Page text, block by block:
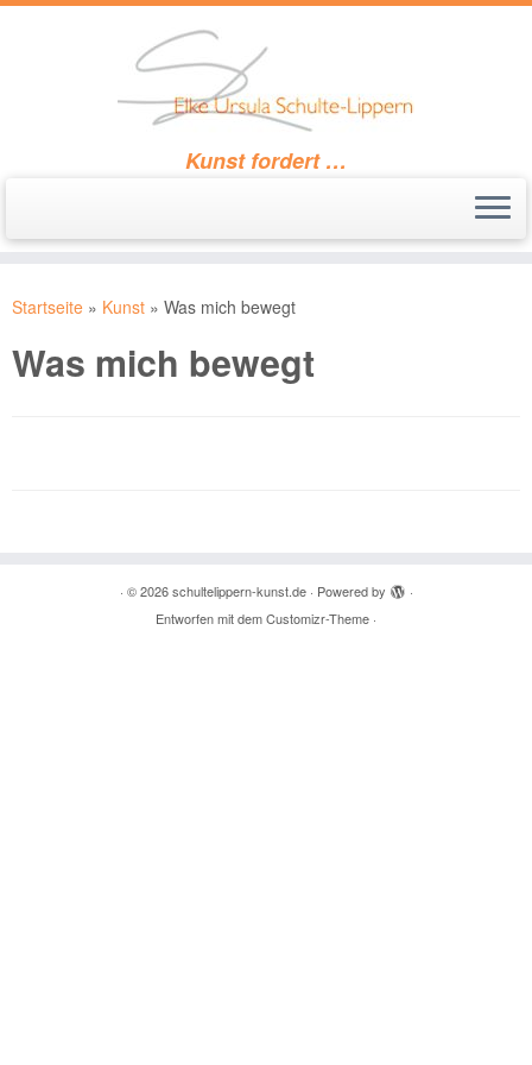
Inhalt
Kunst fordert …
Startseite » Kunst » Was mich bewegt
Was mich bewegt
· © 2026 schultelippern-kunst.de· Powered by
·
Entworfen mit demCustomizr-Theme ·